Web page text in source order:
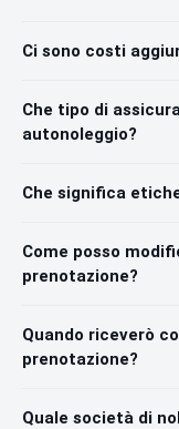
Ci sono costi
Che tipo di
autonoleggio?
Che significa
Come posso
prenotazione?
Quando riceverò
prenotazione?
Quale società di